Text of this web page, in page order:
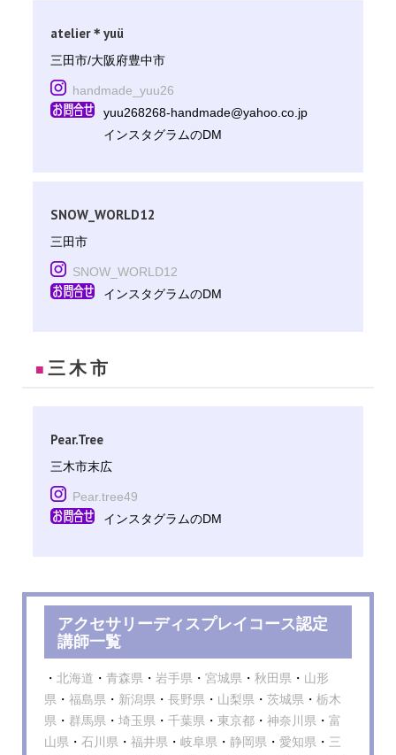
atelier＊yuü
三田市/大阪府豊中市
handmade_yuu26
yuu268268-handmade@yahoo.co.jp
インスタグラムのDM
SNOW_WORLD12
三田市
SNOW_WORLD12
インスタグラムのDM
■ 三木市
Pear.Tree
三木市末広
Pear.tree49
インスタグラムのDM
アクセサリーディスプレイコース認定
講師一覧
・ 北海道 ・ 青森県 ・ 岩手県 ・ 宮城県 ・ 秋田県 ・ 山形
県 ・ 福島県 ・ 新潟県 ・ 長野県 ・ 山梨県 ・ 茨城県 ・ 栃木
県 ・ 群馬県 ・ 埼玉県 ・ 千葉県 ・ 東京都 ・ 神奈川県 ・ 富
山県 ・ 石川県 ・ 福井県 ・ 岐阜県 ・ 静岡県 ・ 愛知県 ・ 三